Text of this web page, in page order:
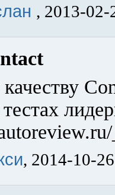
, 2013-02-
, 2014-10-26